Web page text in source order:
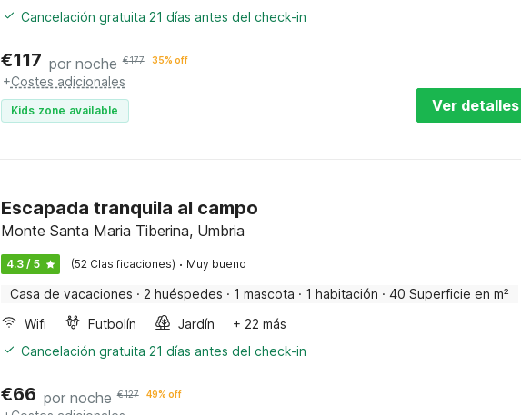
Cancelación gratuita 21 días antes del check-in
€117 por noche €177 35% off
+Costes adicionales
Kids zone available Ver detalles
Escapada tranquila al campo
Monte Santa Maria Tiberina, Umbria
4.3 / 5 (52 Clasificaciones) · Muy bueno
Casa de vacaciones · 2 huéspedes · 1 mascota · 1 habitación · 40 Superficie en m²
Wifi
Futbolín Jardín
+ 22 más
Cancelación gratuita 21 días antes del check-in
€66 por noche €127 49% off